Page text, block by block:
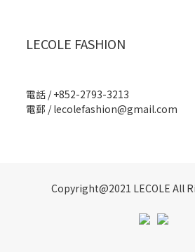
LECOLE FASHION
電話 / +852-2793-3213
電郵 / lecolefashion@gmail.com
Copyright@2021 LECOLE All